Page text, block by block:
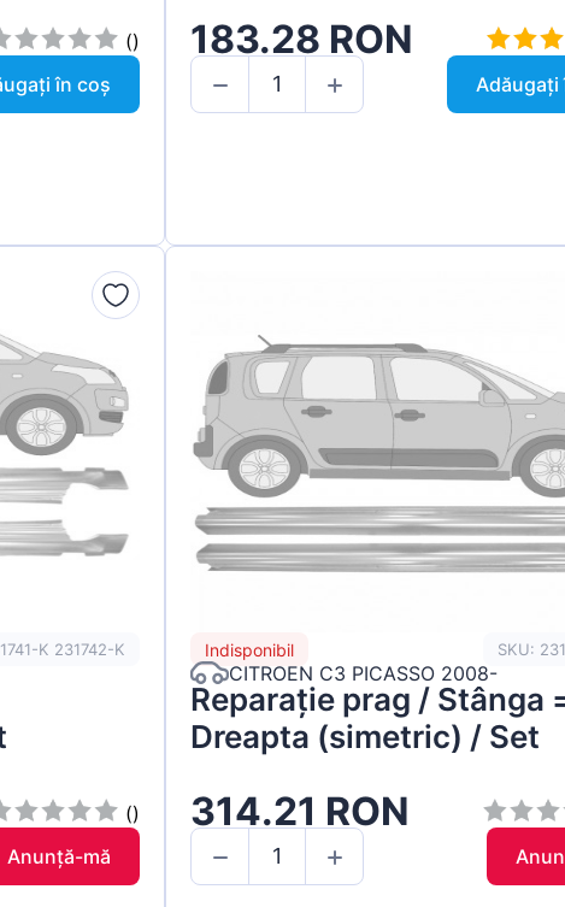
()
în coș
183.28 RON
Adăugați
K 231742-K
()
Anunță-mă
Indisponibil SKU:
CITROEN C3 PICASSO 2008-
Reparație prag / Stânga
Dreapta (simetric) / Set
314.21 RON